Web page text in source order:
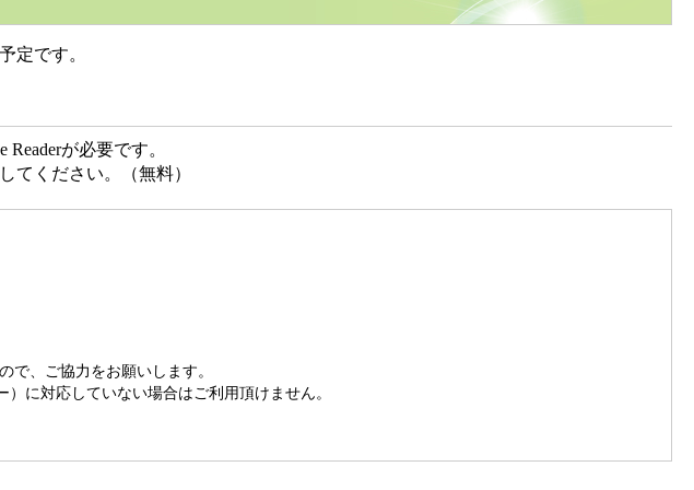
定です。
が必要です。
てください。（無料）
で、ご協力をお願いします。
に対応していない場合はご利用頂けません。